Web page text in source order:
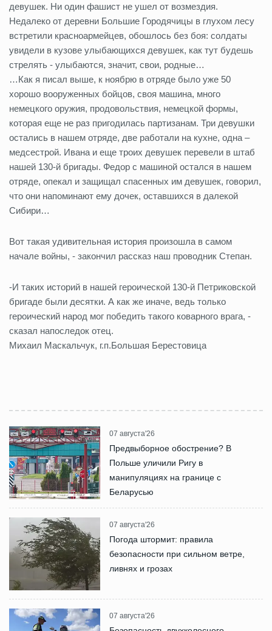
девушек. Ни один фашист не ушел от возмездия.
Недалеко от деревни Большие Городячицы в глухом лесу
встретили красноармейцев, обошлось без боя: солдаты
увидели в кузове улыбающихся девушек, как тут будешь
стрелять - улыбаются, значит, свои, родные…
…Как я писал выше, к ноябрю в отряде было уже 50
хорошо вооруженных бойцов, своя машина, много
немецкого оружия, продовольствия, немецкой формы,
которая еще не раз пригодилась партизанам. Три девушки
остались в нашем отряде, две работали на кухне, одна –
медсестрой. Ивана и еще троих девушек перевели в штаб
нашей 130-й бригады. Федор с машиной остался в нашем
отряде, опекал и защищал спасенных им девушек, говорил,
что они напоминают ему дочек, оставшихся в далекой
Сибири…
Вот такая удивительная история произошла в самом
начале войны, - закончил рассказ наш проводник Степан.
-И таких историй в нашей героической 130-й Петриковской
бригаде были десятки. А как же иначе, ведь только
героический народ мог победить такого коварного врага, -
сказал напоследок отец.
Михаил Маскальчук, г.п.Большая Берестовица
07 августа'26
Предвыборное обострение? В
Польше уличили Ригу в
манипуляциях на границе с
Беларусью
07 августа'26
Погода штормит: правила
безопасности при сильном ветре,
ливнях и грозах
07 августа'26